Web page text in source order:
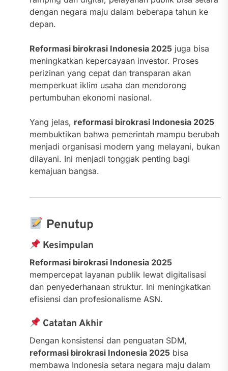
dengan negara maju dalam beberapa tahun ke
depan.
Reformasi birokrasi Indonesia 2025juga bisa
meningkatkan kepercayaan investor. Proses
perizinan yang cepat dan transparan akan
memperkuat iklim usaha dan mendorong
pertumbuhan ekonomi nasional.
Yang jelas, reformasi birokrasi Indonesia 2025
membuktikan bahwa pemerintah mampu berubah
menjadi organisasi modern yang melayani, bukan
dilayani. Ini menjadi tonggak penting bagi
kemajuan bangsa.
Penutup
Kesimpulan
Reformasi birokrasi Indonesia 2025
mempercepat layanan publik lewat digitalisasi
dan penyederhanaan struktur. Ini meningkatkan
efisiensi dan profesionalisme ASN.
Catatan Akhir
Dengan konsistensi dan penguatan SDM,
reformasi birokrasi Indonesia 2025bisa
membawa Indonesia setara negara maju dalam